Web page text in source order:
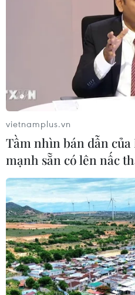
Tăng tốc giải ngân đầu tư
chấm dứt tâm lý trông chờ
Hoàn thiện khuôn khổ
ngân hàng và phòng,
05/08/2026 03:43
Cà Mau gỡ “điểm nghẽn”
xây dựng kịch bản giải
05/08/2026 01:18
Điều gì chờ đợi đồng yen
vietnamplus.vn
Tầm nhìn bán dẫn
mạnh sẵn có lên nấc